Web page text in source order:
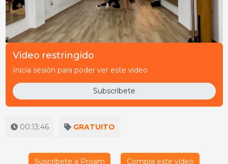
Video restringido
Inicia sesión para poder ver este video
Subscríbete
00:13:46 GRATUITO
Suscríbete a Proam Compra este vídeo